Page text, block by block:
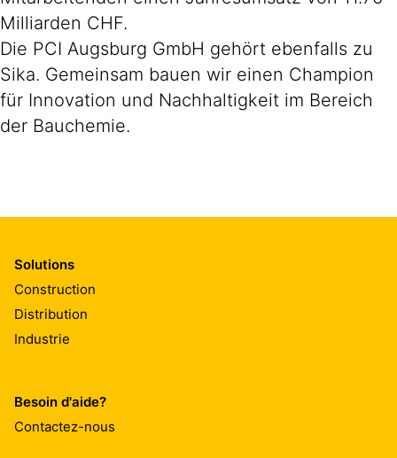
Milliarden CHF.
Die PCI Augsburg GmbH gehört ebenfalls zu
Sika. Gemeinsam bauen wir einen Champion
für Innovation und Nachhaltigkeit im Bereich
der Bauchemie.
Solutions
Construction
Distribution
Industrie
Besoin d'aide?
Contactez-nous